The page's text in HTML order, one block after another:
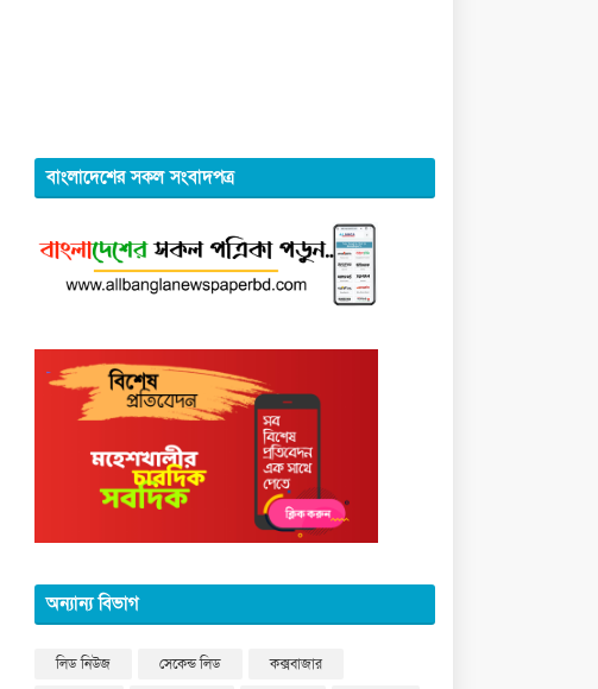
বাংলাদেশের সকল সংবাদপত্র
অন্যান্য বিভাগ
লিড নিউজ সেকেন্ড লিড
কক্সবাজার